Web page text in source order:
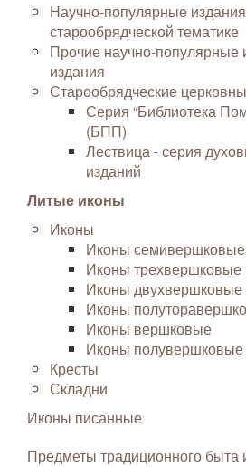
Научно-популярные
старообрядческой тематике
Прочие научно-популярные
издания
Старообрядческие
Серия “Библиотека
(БПП)
Лествица - серия
изданий
Литые иконы
Иконы
Иконы семивершковые
Иконы трехвершковые
Иконы двухвершковые
Иконы
Иконы вершковые
Иконы полувершковые
Кресты
Складни
Иконы писанные
Предметы традиционного быта